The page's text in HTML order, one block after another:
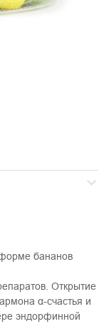
бананов
Открытие
α-счастья и
эндорфинной